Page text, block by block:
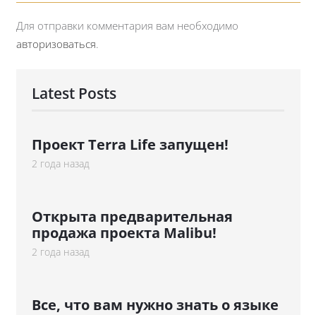
Для отправки комментария вам необходимо
авторизоваться.
Latest Posts
Проект Terra Life запущен!
2 года назад
Открыта предварительная
продажа проекта Malibu!
2 года назад
Все, что вам нужно знать о языке